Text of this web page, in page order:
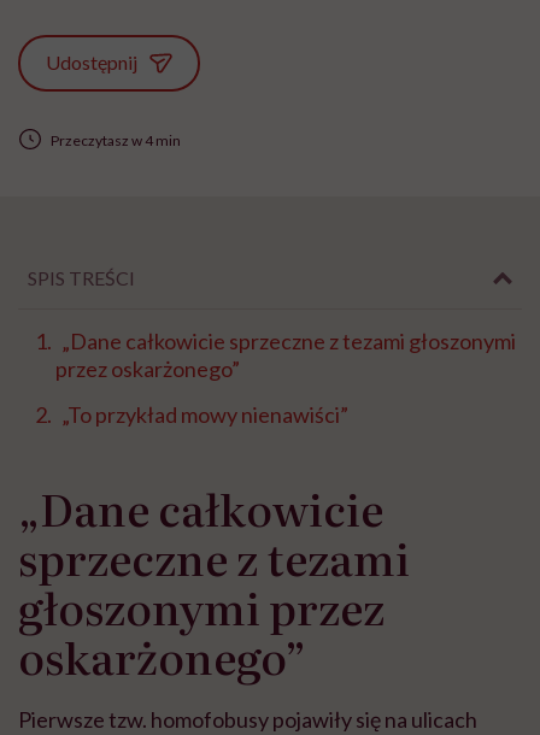
Udostępnij
Przeczytasz w 4 min
SPIS TREŚCI
„Dane całkowicie sprzeczne z tezami głoszonymi
przez oskarżonego”
„To przykład mowy nienawiści”
„Dane całkowicie
sprzeczne z tezami
głoszonymi przez
oskarżonego”
Pierwsze tzw. homofobusy pojawiły się na ulicach